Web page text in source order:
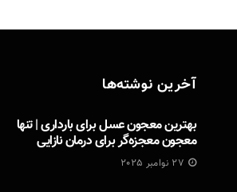
آخرین نوشته‌ها
بهترین معجون عسل برای بارداری | تنها
معجون معجزه‌گر برای درمان نازایی
27 نوامبر 2025